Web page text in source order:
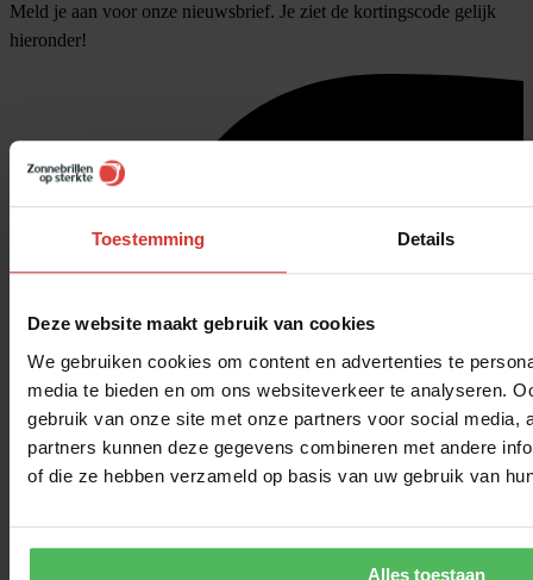
Toestemming Details
Deze website maakt gebruik van cookies
We gebruiken cookies om content en advertenties te
media te bieden en om ons websiteverkeer te analyseren.
gebruik van onze site met onze partners voor social media,
partners kunnen deze gegevens combineren met andere
of die ze hebben verzameld op basis van uw gebruik van
Alles toestaan
Meld je aan voor onze nieuwsbrief. Je ziet de kortingscode gelijk
hieronder!